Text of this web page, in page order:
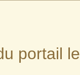
portail